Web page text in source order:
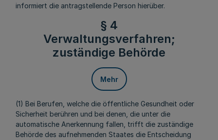
informiert die antragstellende Person hierüber.
§ 4
Verwaltungsverfahren;
zuständige Behörde
Mehr
(1) Bei Berufen, welche die öffentliche Gesundheit oder
Sicherheit berühren und bei denen, die unter die
automatische Anerkennung fallen, trifft die zuständige
Behörde des aufnehmenden Staates die Entscheidung